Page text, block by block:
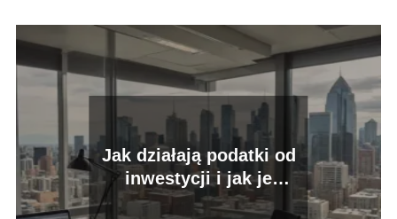
Jak działają podatki od
inwestycji i jak je
optymalizować?